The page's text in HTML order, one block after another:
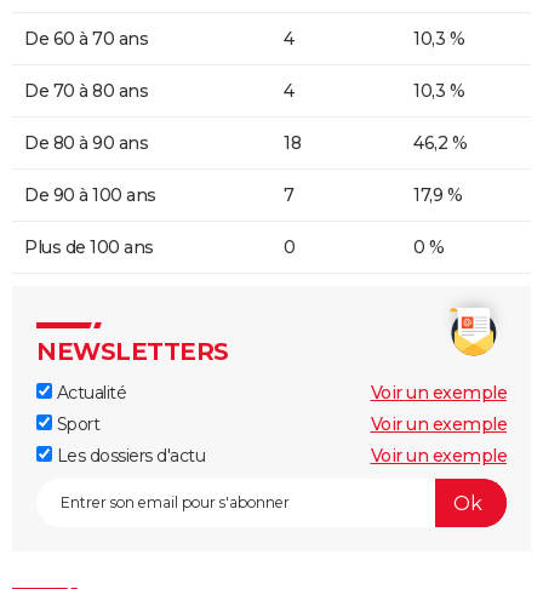
De 60 à 70 ans 4 10,3 %
De 70 à 80 ans 4 10,3 %
De 80 à 90 ans 18 46,2 %
De 90 à 100 ans 7 17,9 %
Plus de 100 ans 0 0 %
NEWSLETTERS
Actualité
Voir un exemple
Sport
Voir un exemple
Les dossiers d'actu
Voir un exemple